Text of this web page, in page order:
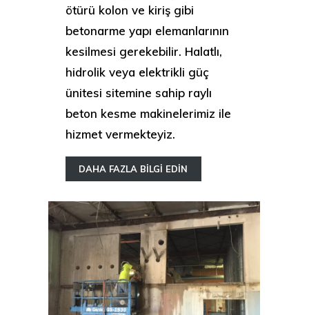
ötürü kolon ve kiriş gibi
betonarme yapı elemanlarının
kesilmesi gerekebilir. Halatlı,
hidrolik veya elektrikli güç
ünitesi sitemine sahip raylı
beton kesme makinelerimiz ile
hizmet vermekteyiz.
DAHA FAZLA BİLGİ EDİN